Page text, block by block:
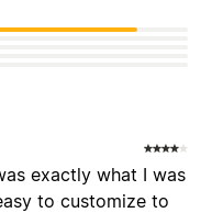
exactly what I was
to customize to